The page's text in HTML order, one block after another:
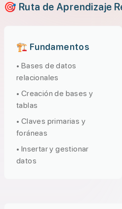
🎯 Ruta de Aprendizaje
🏗️ Fundamentos
• Bases de datos
relacionales
• Creación de bases y
tablas
• Claves primarias y
foráneas
• Insertar y gestionar
datos